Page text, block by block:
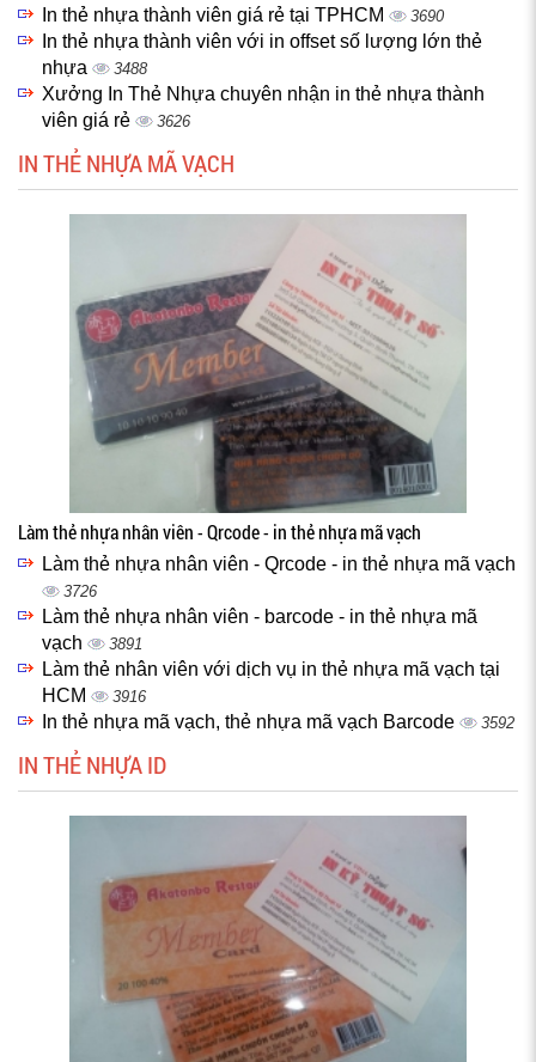
In thẻ nhựa thành viên giá rẻ tại TPHCM 3690
In thẻ nhựa thành viên với in offset số lượng lớn thẻ
nhựa
3488
Xưởng In Thẻ Nhựa chuyên nhận in thẻ nhựa thành
viên giá rẻ
3626
IN THẺ NHỰA MÃ VẠCH
Làm thẻ nhựa nhân viên - Qrcode - in thẻ nhựa mã vạch
Làm thẻ nhựa nhân viên - Qrcode - in thẻ nhựa mã vạch
3726
Làm thẻ nhựa nhân viên - barcode - in thẻ nhựa mã
vạch
3891
Làm thẻ nhân viên với dịch vụ in thẻ nhựa mã vạch tại
HCM
3916
In thẻ nhựa mã vạch, thẻ nhựa mã vạch Barcode 3592
IN THẺ NHỰA ID